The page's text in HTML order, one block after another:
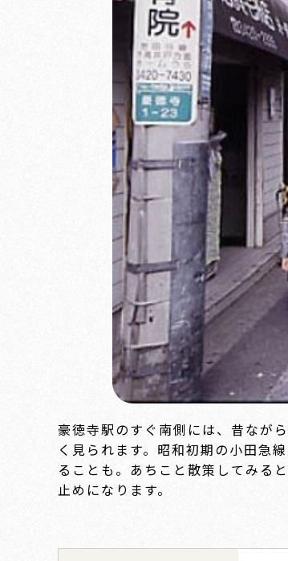
豪徳寺駅のすぐ南側には、昔なが
く見られます。昭和初期の小田急
ることも。あちこと散策してみる
止めになります。